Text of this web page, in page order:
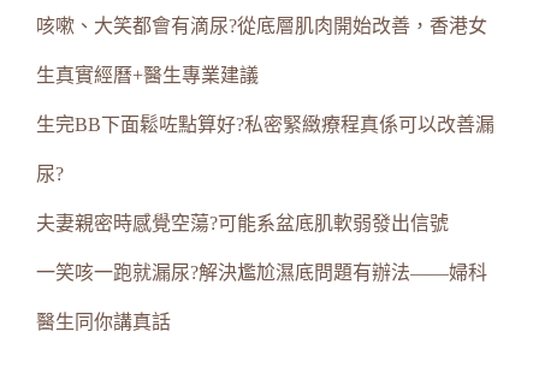
咳嗽、大笑都會有滴尿?從底層肌肉開始改善，香港女
生真實經曆+醫生專業建議
生完BB下面鬆咗點算好?私密緊緻療程真係可以改善漏
尿?
夫妻親密時感覺空蕩?可能系盆底肌軟弱發出信號
一笑咳一跑就漏尿?解決尷尬濕底問題有辦法——婦科
醫生同你講真話